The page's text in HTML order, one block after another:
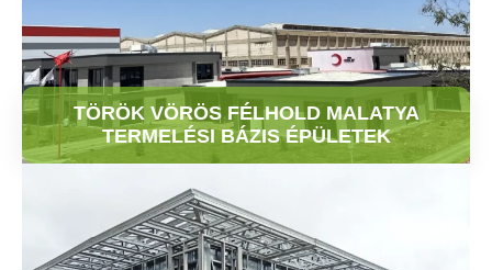
TÖRÖK VÖRÖS FÉLHOLD MALATYA
TERMELÉSI BÁZIS ÉPÜLETEK